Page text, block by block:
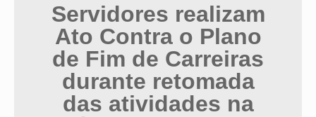
Servidores realizam
Ato Contra o Plano
de Fim de Carreiras
durante retomada
das atividades na